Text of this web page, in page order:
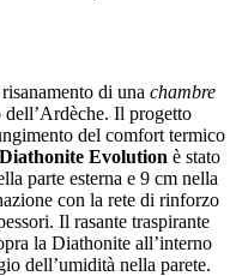
di una chambre
Il progetto
del comfort termico
Diathonite Evolution è stato
parte esterna e 9 cm nella
con la rete di rinforzo
Il rasante traspirante
la Diathonite all’interno
dell’umidità nella parete.